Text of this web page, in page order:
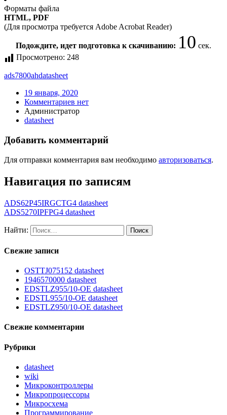
Форматы файла
HTML, PDF
(Для просмотра требуется Adobe Acrobat Reader)
Подождите, идет подготовка к скачиванию: 10 сек.
Просмотрено: 248
ads7800ahdatasheet
19 января, 2020
Комментариев нет
Администратор
datasheet
Добавить комментарий
Для отправки комментария вам необходимо авторизоваться.
Навигация по записям
ADS62P45IRGCTG4 datasheet
ADS5270IPFPG4 datasheet
Найти:
Свежие записи
OSTTJ075152 datasheet
1946570000 datasheet
EDSTLZ955/10-OE datasheet
EDSTL955/10-OE datasheet
EDSTLZ950/10-OE datasheet
Свежие комментарии
Рубрики
datasheet
wiki
Микроконтроллеры
Микропроцессоры
Микросхема
Программирование